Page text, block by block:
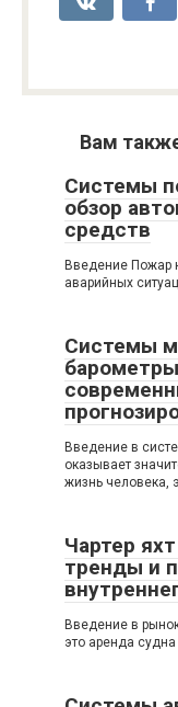
Вам
Системы
обзор
средств
Введение Пожар
аварийных
Системы
Введение в
оказывает
жизнь человека,
Чартер
тренды и
Введение в
это аренда судна